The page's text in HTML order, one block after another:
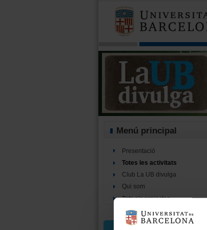
Menú principal
Presentació
Totes les activitats
Club La UB divulga
Qui som
Tots els projectes